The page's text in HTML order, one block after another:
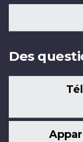
Des